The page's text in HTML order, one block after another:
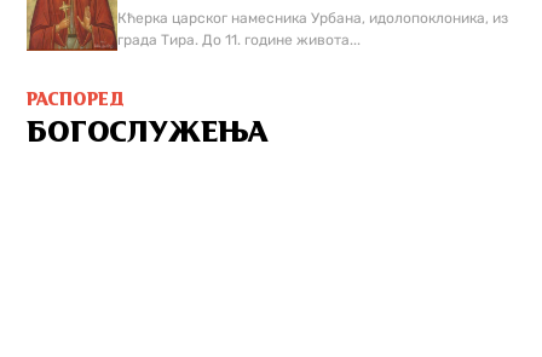
Кћерка царског намесника Урбана, идолопоклоника, из
града Тира. До 11. године живота...
РАСПОРЕД
БОГОСЛУЖЕЊА